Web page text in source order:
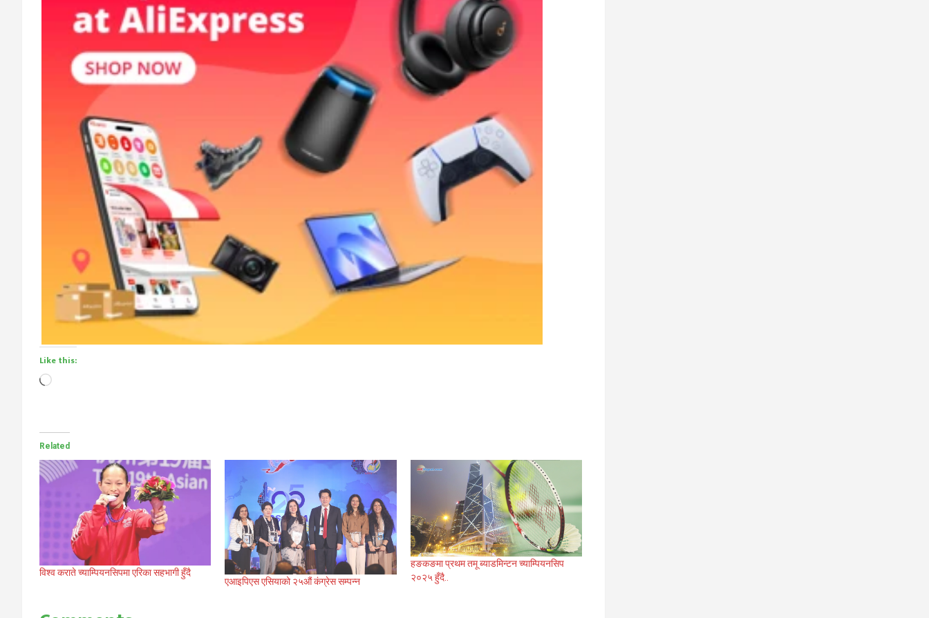
Like this:
Loading…
Related
विश्व कराते च्याम्पियनसिपमा एरिका सहभागी हुँदै
एआइपिएस एसियाको २५औं कंग्रेस सम्पन्न
हङकङमा प्रथम तमू ब्याडमिन्टन च्याम्पियनसिप
२०२५ हुँदै..